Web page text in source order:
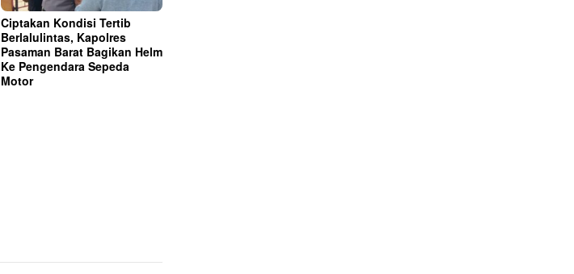
Ciptakan Kondisi Tertib
Berlalulintas, Kapolres
Pasaman Barat Bagikan Helm
Ke Pengendara Sepeda
Motor